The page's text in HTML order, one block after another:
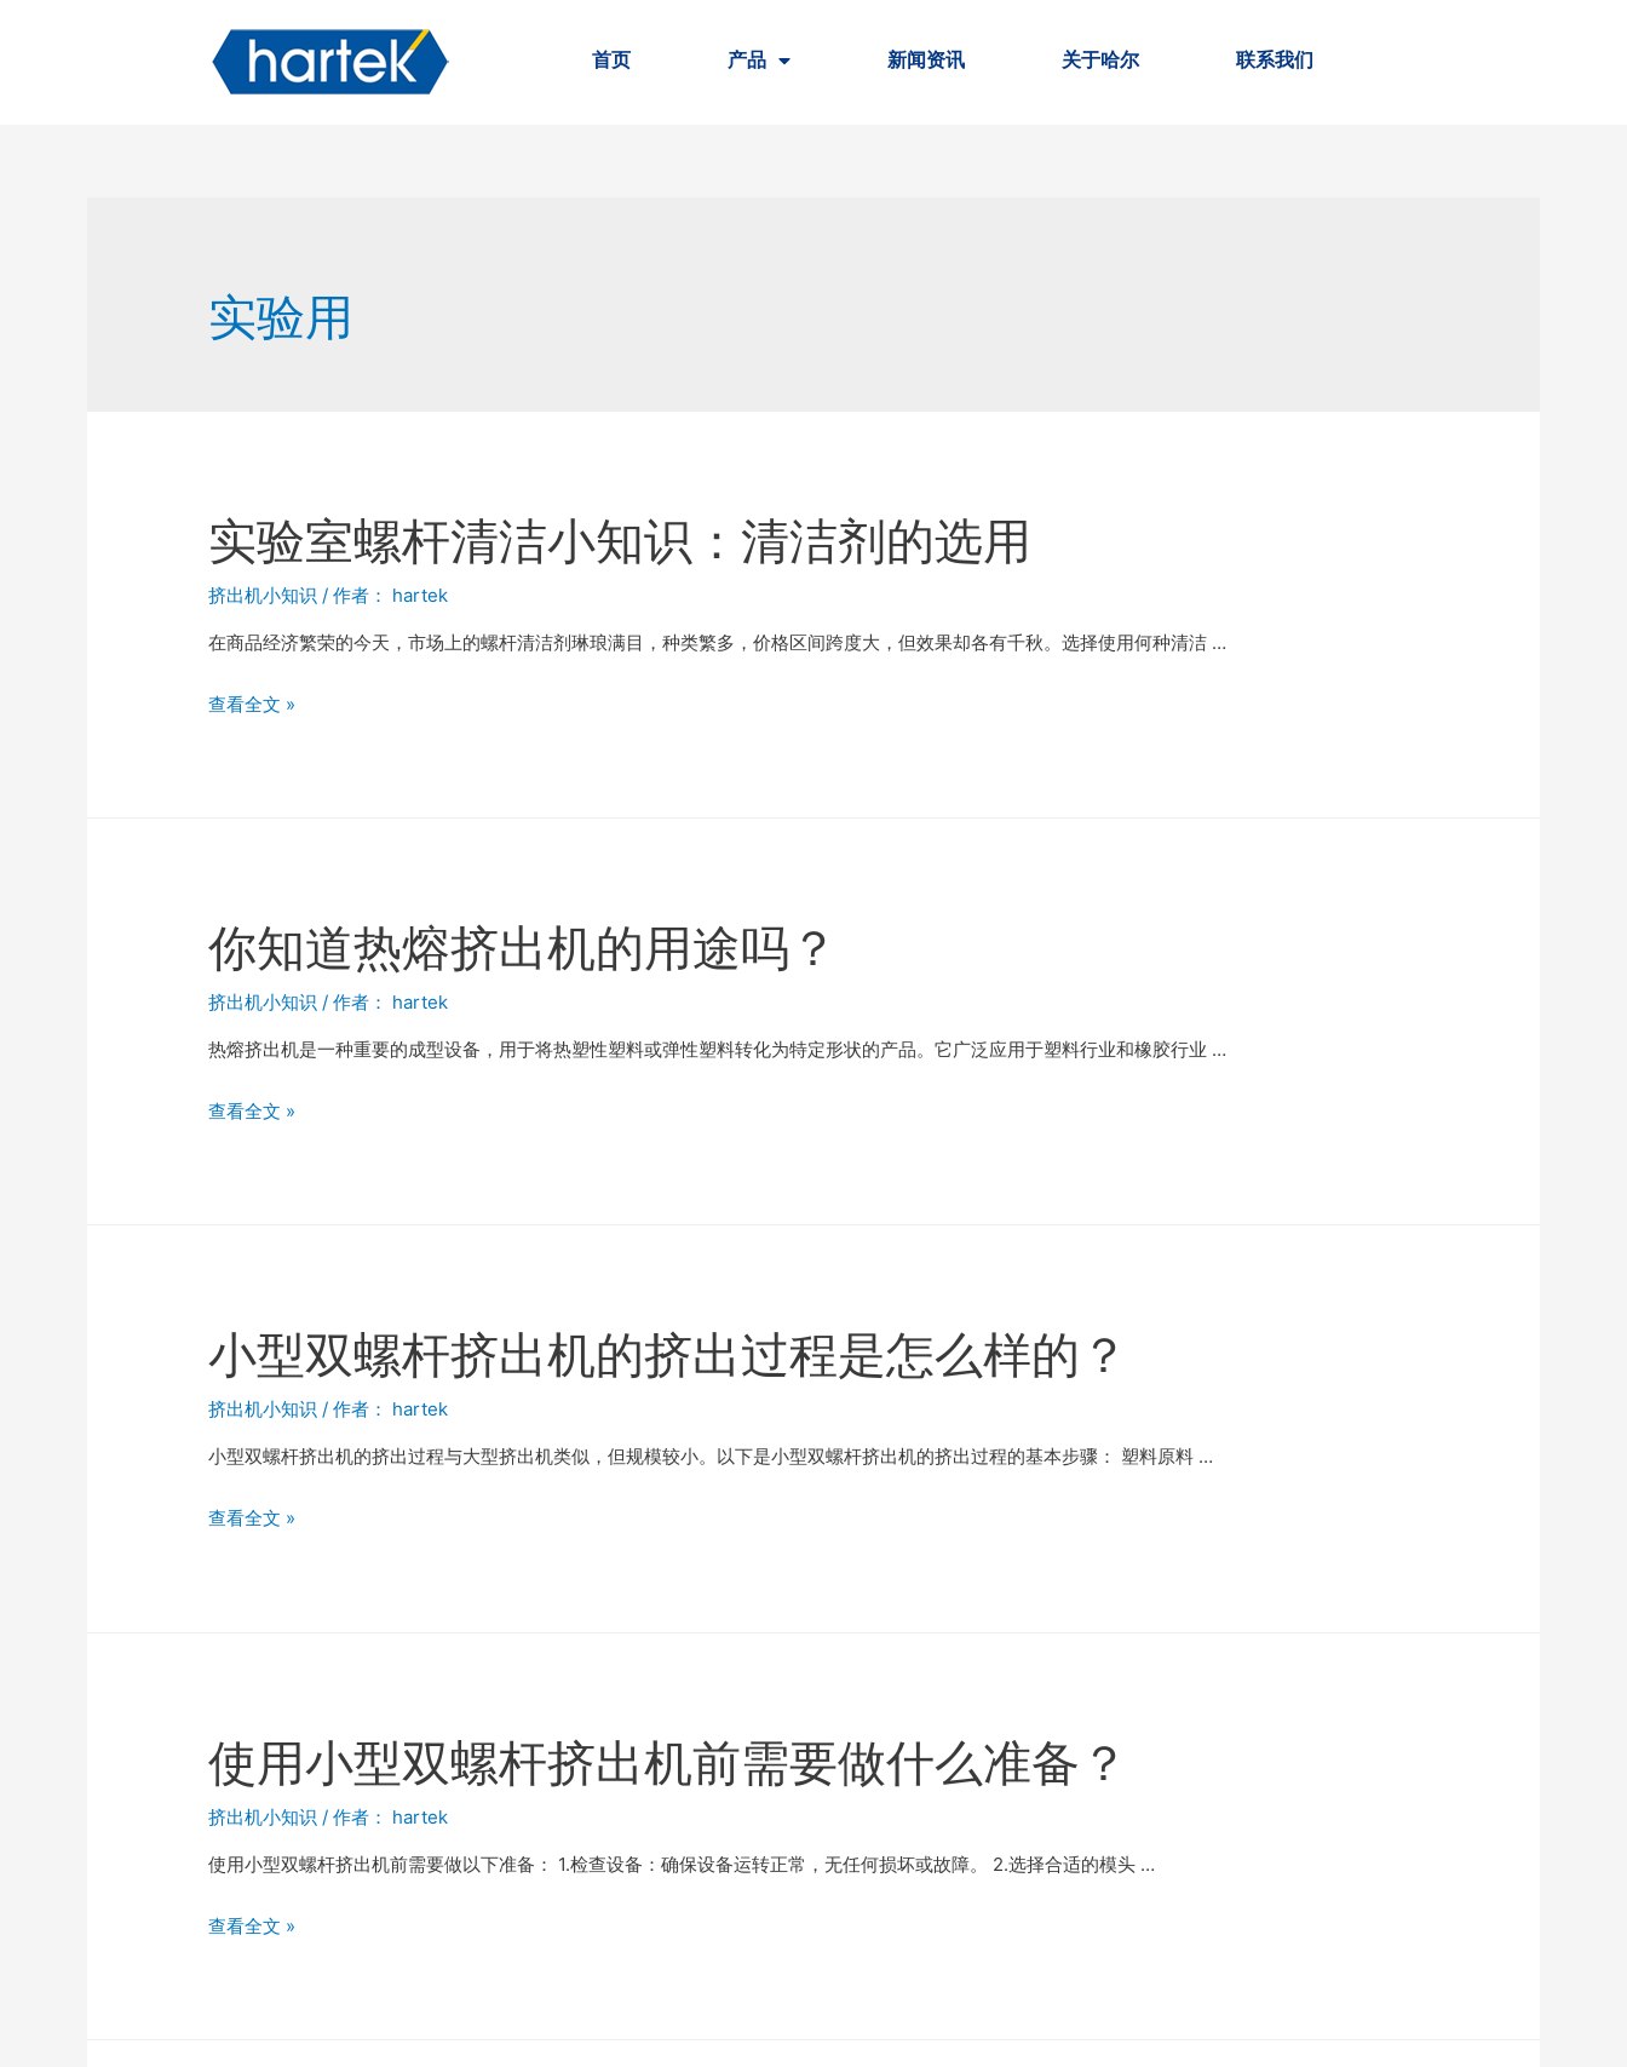
首页 产品 新闻资讯 关于哈尔 联系我们
实验用
实验室螺杆清洁小知识：清洁剂的选用
挤出机小知识 / 作者： hartek
在商品经济繁荣的今天，市场上的螺杆清洁剂琳琅满目，种类繁多，价格区间跨度大，但效果却各有千秋。选择使用何种清洁 …
查看全文 »
你知道热熔挤出机的用途吗？
挤出机小知识 / 作者： hartek
热熔挤出机是一种重要的成型设备，用于将热塑性塑料或弹性塑料转化为特定形状的产品。它广泛应用于塑料行业和橡胶行业 …
查看全文 »
小型双螺杆挤出机的挤出过程是怎么样的？
挤出机小知识 / 作者： hartek
小型双螺杆挤出机的挤出过程与大型挤出机类似，但规模较小。以下是小型双螺杆挤出机的挤出过程的基本步骤： 塑料原料 …
查看全文 »
使用小型双螺杆挤出机前需要做什么准备？
挤出机小知识 / 作者： hartek
使用小型双螺杆挤出机前需要做以下准备： 1.检查设备：确保设备运转正常，无任何损坏或故障。 2.选择合适的模头 …
查看全文 »